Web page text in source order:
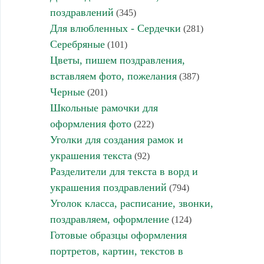
поздравлений (345)
Для влюбленных - Сердечки (281)
Серебряные(101)
Цветы, пишем поздравления,
вставляем фото, пожелания(387)
Черные(201)
Школьные рамочки для
оформления фото(222)
Уголки для создания рамок и
украшения текста (92)
Разделители для текста в ворд и
украшения поздравлений (794)
Уголок класса, расписание, звонки,
поздравляем, оформление(124)
Готовые образцы оформления
портретов, картин, текстов в